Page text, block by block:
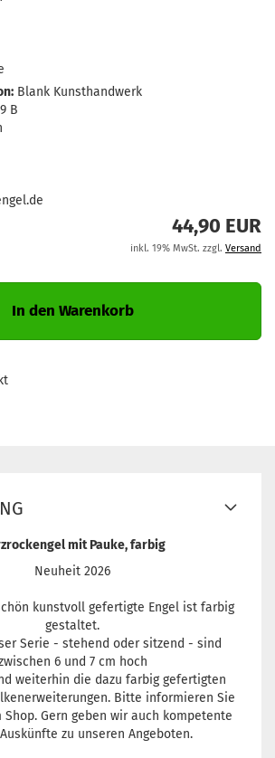
Blank Kunsthandwerk
B
44,90 EUR
inkl. 19% MwSt. zzgl. Versand
In den Warenkorb
mit Pauke, farbig
Neuheit 2026
kunstvoll gefertigte Engel ist farbig
gestaltet.
Serie - stehend oder sitzend - sind
6 und 7 cm hoch
weiterhin die dazu farbig gefertigten
Bitte informieren Sie
Gern geben wir auch kompetente
zu unseren Angeboten.